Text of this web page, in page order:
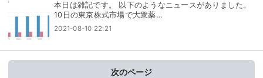
本日は雑記です。 以下のようなニュースがありました。
10日の東京株式市場で大衆薬…
2021-08-10 22:21
次のページ